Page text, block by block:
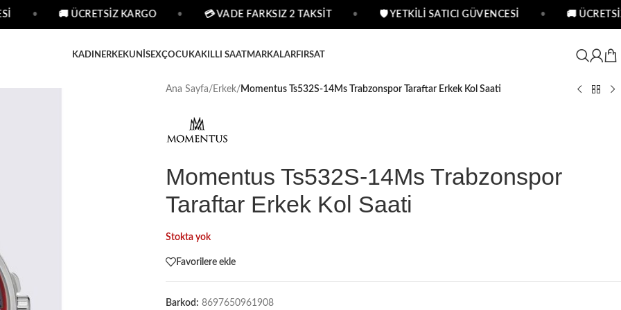
🚚 ÜCRETSİZ KARGO 💳 VADE FARKSIZ 2 TAKSİT 🛡 YETKİLİ SATICI GÜVENCESİ 🚚 ÜCRETSİZ
KADIN ERKEKUNISEXÇOCUKAKILLI SAATMARKALARFIRSAT
Ana Sayfa/ Erkek/ Momentus Ts532S-14Ms Trabzonspor Taraftar Erkek Kol Saati
Momentus Ts532S-14Ms Trabzonspor
Taraftar Erkek Kol Saati
Stokta yok
Favorilere ekle
Barkod: 8697650961908